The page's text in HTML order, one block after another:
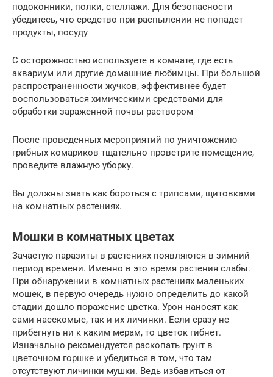
подоконники, полки, стеллажи. Для безопасности
убедитесь, что средство при распылении не попадет
продукты, посуду
С осторожностью используете в комнате, где есть
аквариум или другие домашние любимцы. При большой
распространенности жучков, эффективнее будет
воспользоваться химическими средствами для
обработки зараженной почвы раствором
После проведенных мероприятий по уничтожению
грибных комариков тщательно проветрите помещение,
проведите влажную уборку.
Вы должны знать как бороться с трипсами, щитовками
на комнатных растениях.
Мошки в комнатных цветах
Зачастую паразиты в растениях появляются в зимний
период времени. Именно в это время растения слабы.
При обнаружении в комнатных растениях маленьких
мошек, в первую очередь нужно определить до какой
стадии дошло поражение цветка. Урон наносят как
сами насекомые, так и их личинки. Если сразу не
прибегнуть ни к каким мерам, то цветок гибнет.
Изначально рекомендуется раскопать грунт в
цветочном горшке и убедиться в том, что там
отсутствуют личинки мушки. Ведь избавиться от